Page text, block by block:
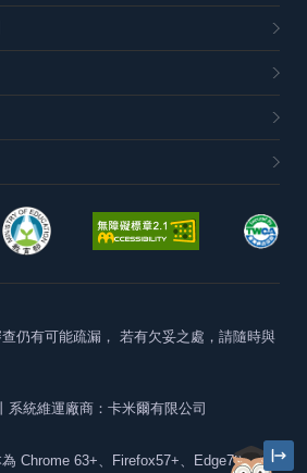
仍有可能疏漏， 若有欠妥之處，請隨時與
丨系統維運廠商：卡米爾有限公司
Chrome 63+、Firefox57+、Edge79+及